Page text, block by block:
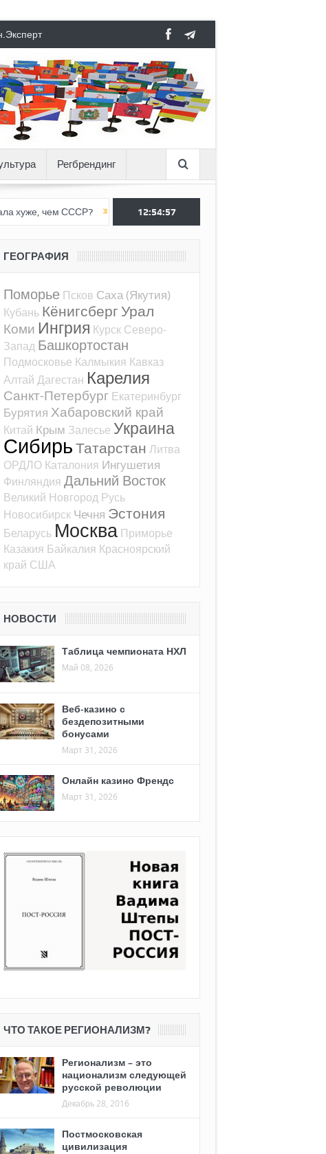
Регбрендинг
СССР? Вертикаль под давлением
12:54:58
ГЕОГРАФИЯ
Поморье Псков Саха (Якутия)
Кубань Кёнигсберг Урал
Коми Ингрия Курск Северо-
Запад Башкортостан
Подмосковье Калмыкия Кавказ
Алтай Дагестан Карелия
Санкт-Петербург Екатеринбург
Бурятия Хабаровский край
Китай Крым Залесье Украина
СибирьТатарстан Литва
ОРДЛО Каталония Ингушетия
Финляндия Дальний Восток
Великий Новгород Русь
Новосибирск Чечня Эстония
Беларусь Москва Приморье
Казакия Байкалия Красноярский
край США
НОВОСТИ
Таблица чемпионата НХЛ
Май 08, 2026
Веб-казино с
бездепозитными
бонусами
Март 31, 2026
Онлайн казино Френдс
Март 31, 2026
ЧТО ТАКОЕ РЕГИОНАЛИЗМ?
Регионализм – это
национализм следующей
русской революции
Декабрь 28, 2016
Постмосковская
цивилизация